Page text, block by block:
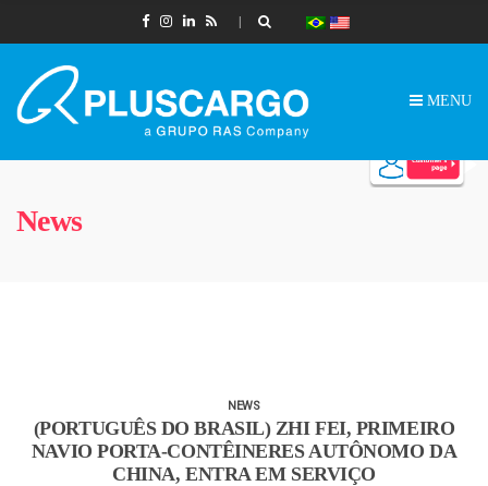
MENU
News
NEWS
(PORTUGUÊS DO BRASIL) ZHI FEI, PRIMEIRO
NAVIO PORTA-CONTÊINERES AUTÔNOMO DA
CHINA, ENTRA EM SERVIÇO